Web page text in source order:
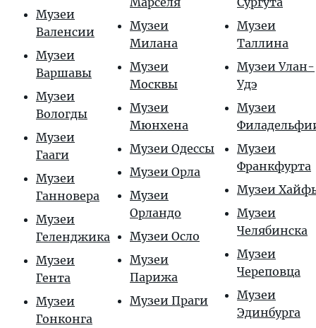
Музеи
Валенсии
Музеи
Варшавы
Музеи
Вологды
Музеи
Гааги
Музеи
Ганновера
Музеи
Геленджика
Музеи
Гента
Музеи
Гонконга
Музеи
Милана
Музеи
Москвы
Музеи
Мюнхена
Музеи Одессы
Музеи Орла
Музеи
Орландо
Музеи Осло
Музеи
Парижа
Музеи Праги
Музеи
Таллина
Музеи Улан-
Удэ
Музеи
Музеи
Франкфурта
Музеи
Музеи
Челябинска
Музеи
Череповца
Музеи
Эдинбурга